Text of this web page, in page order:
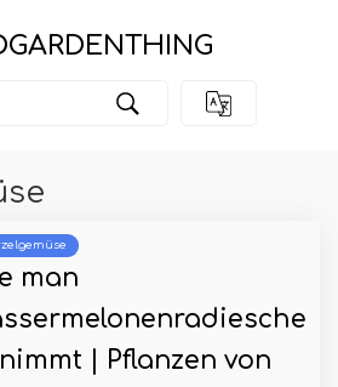
man
| Pflanzen von